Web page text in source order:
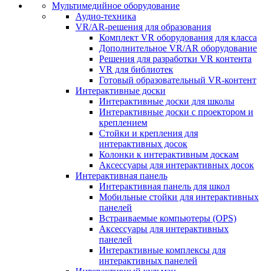
Мультимедийное оборудование
Аудио-техника
VR/AR-решения для образования
Комплект VR оборудования для класса
Дополнительное VR/AR оборудование
Решения для разработки VR контента
VR для библиотек
Готовый образовательный VR-контент
Интерактивные доски
Интерактивные доски для школы
Интерактивные доски с проектором и
креплением
Стойки и крепления для
интерактивных досок
Колонки к интерактивным доскам
Аксессуары для интерактивных досок
Интерактивная панель
Интерактивная панель для школ
Мобильные стойки для интерактивных
панелей
Встраиваемые компьютеры (OPS)
Аксессуары для интерактивных
панелей
Интерактивные комплексы для
интерактивных панелей